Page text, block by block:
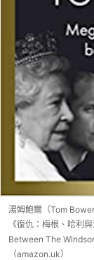
湯姆鮑爾（Tom
《復仇：梅根、哈利
Between The
（amazon.uk）